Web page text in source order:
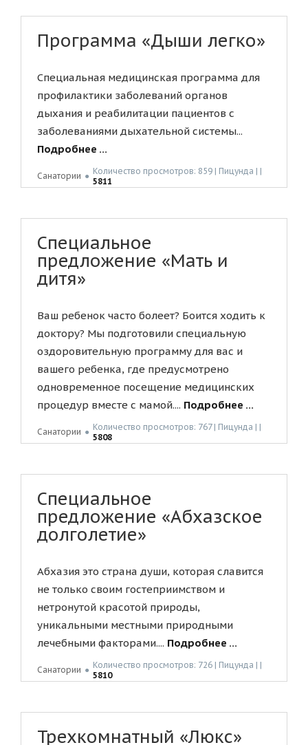
Программа «Дыши легко»
Специальная медицинская программа для
профилактики заболеваний органов
дыхания и реабилитации пациентов с
заболеваниями дыхательной системы...
Подробнее ...
Санатории ● Количество просмотров: 859 | Пицунда | |
5811
Специальное
предложение «Мать и
дитя»
Ваш ребенок часто болеет? Боится ходить к
доктору? Мы подготовили специальную
оздоровительную программу для вас и
вашего ребенка, где предусмотрено
одновременное посещение медицинских
процедур вместе с мамой.... Подробнее ...
Санатории ● Количество просмотров: 767 | Пицунда | |
5808
Специальное
предложение «Абхазское
долголетие»
Абхазия это страна души, которая славится
не только своим гостеприимством и
нетронутой красотой природы,
уникальными местными природными
лечебными факторами.... Подробнее ...
Санатории ● Количество просмотров: 726 | Пицунда | |
5810
Трехкомнатный «Люкс»